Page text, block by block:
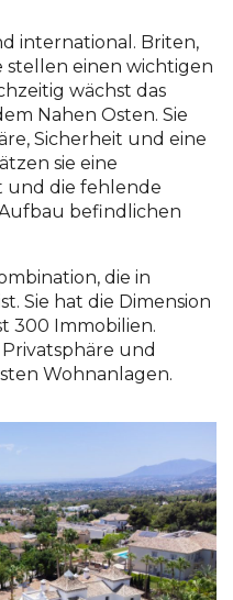
international. Briten,
stellen einen wichtigen
wächst das
Nahen Osten. Sie
Sicherheit und eine
sie eine
und die fehlende
befindlichen
die in
Sie hat die Dimension
300 Immobilien.
und
Wohnanlagen.